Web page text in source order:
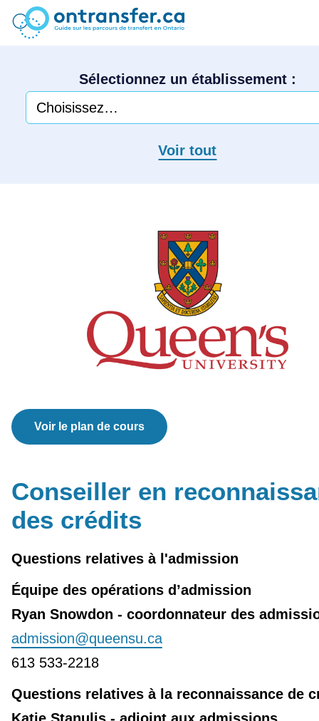
Sélectionnez un établissement :
Voir tout
Voir le plan de cours
Conseiller en
des crédits
Questions relatives à l'admission
Équipe des opérations d’admission
Ryan Snowdon - coordonnateur des
admission@queensu.ca
613 533-2218
Questions relatives à la reconnaissance de